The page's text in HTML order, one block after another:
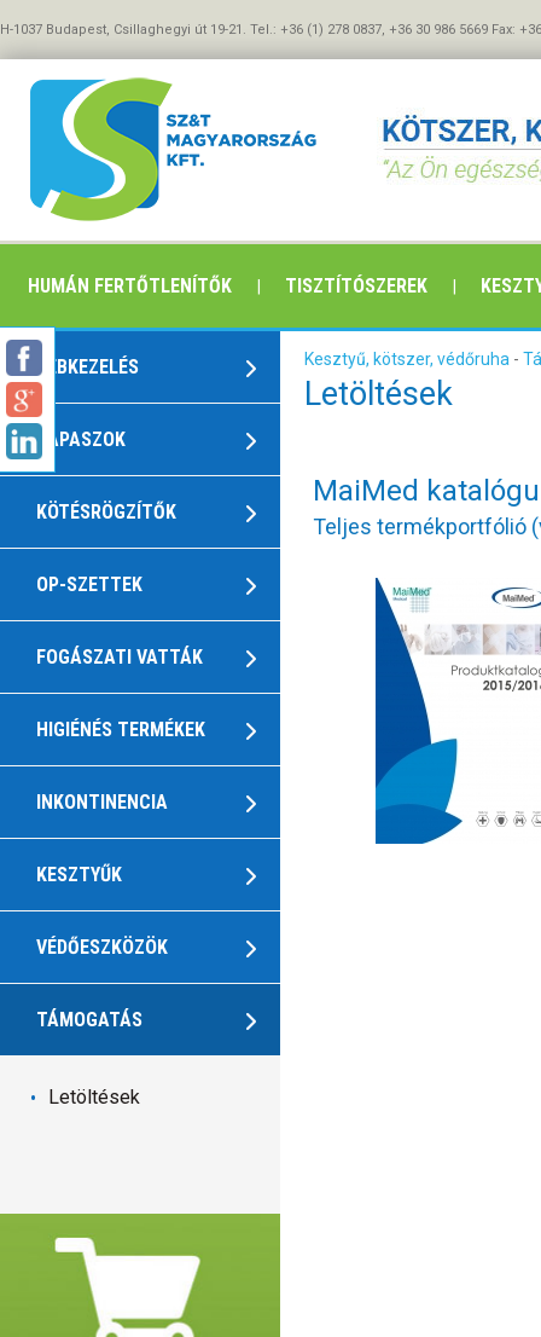
H-1037 Budapest, Csillaghegyi út 19-21. Tel.: +36 (1) 278 0837, +36 30 986 5669 Fax:
HUMÁN FERTŐTLENÍTŐK TISZTÍTÓSZEREK
SEBKEZELÉS
TAPASZOK
KÖTÉSRÖGZÍTŐK
OP-SZETTEK
FOGÁSZATI VATTÁK
HIGIÉNÉS TERMÉKEK
INKONTINENCIA
KESZTYŰK
VÉDŐESZKÖZÖK
TÁMOGATÁS
Letöltések
Kesztyű, kötszer, védőruha -
Letöltések
MaiMed
Teljes termékportfólió